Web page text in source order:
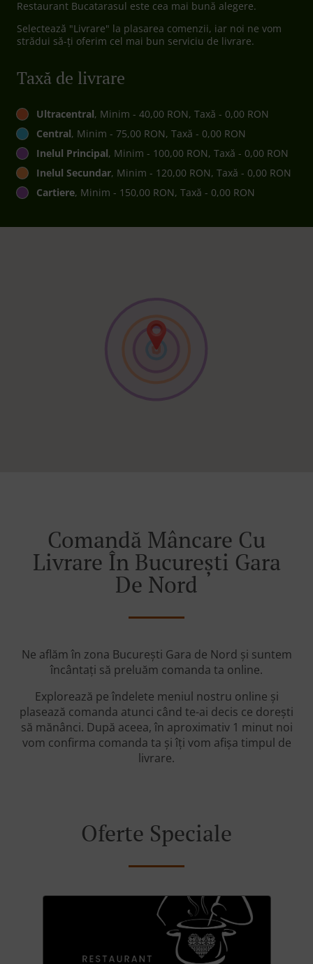
Restaurant Bucatarasul este cea mai bună alegere.
Selectează "Livrare" la plasarea comenzii, iar noi ne vom
strădui să-ți oferim cel mai bun serviciu de livrare.
Taxă de livrare
Ultracentral, Minim - 40,00 RON, Taxă - 0,00 RON
Central, Minim - 75,00 RON, Taxă - 0,00 RON
Inelul Principal, Minim - 100,00 RON, Taxă - 0,00 RON
Inelul Secundar, Minim - 120,00 RON, Taxă - 0,00 RON
Cartiere, Minim - 150,00 RON, Taxă - 0,00 RON
Comandă Mâncare Cu
Livrare În București Gara
De Nord
Ne aflăm în zona București Gara de Nord și suntem
încântați să preluăm comanda ta online.
Explorează pe îndelete meniul nostru online și
plasează comanda atunci când te-ai decis ce dorești
să mănânci. După aceea, în aproximativ 1 minut noi
vom confirma comanda ta și îți vom afișa timpul de
livrare.
Oferte Speciale